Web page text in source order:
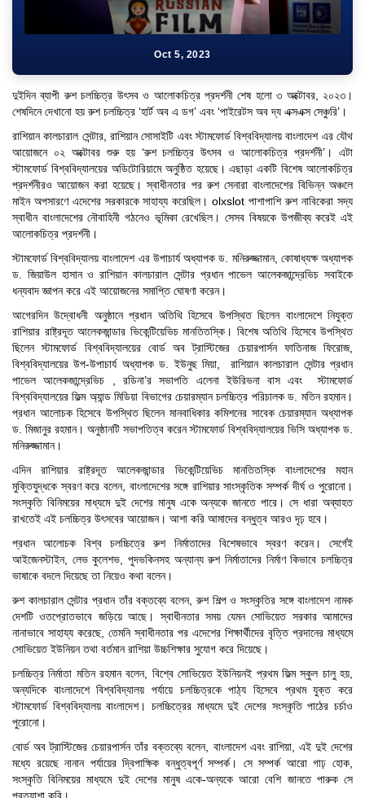
Program
Jan 26, 2024
Oct 5, 2023
দুইদিন ব্যাপী রুশ চলচ্চিত্র উৎসব ও আলোকচিত্র প্রদর্শনী শেষ হলো ৩ অক্টোবর, ২০২৩।
শেষদিনে দেখানো হয় রুশ চলচ্চিত্র ‘হার্ট অব এ ডগ’ এবং ‘পাইরেটস অব দ্য এক্সএক্স সেঞ্চুরি’।
রাশিয়ান কালচারাল সেন্টার, রাশিয়ান সোসাইটি এবং স্টামফোর্ড বিশ্ববিদ্যালয় বাংলাদেশ এর যৌথ
আয়োজনে ০২ অক্টোবর শুরু হয় ‘রুশ চলচ্চিত্র উৎসব ও আলোকচিত্র প্রদর্শনী’। এটা
স্টামফোর্ড বিশ্ববিদ্যালয়ের অডিটোরিয়ামে অনুষ্ঠিত হয়েছে। এছাড়া একটি বিশেষ আলোকচিত্র
প্রদর্শনীরও আয়োজন করা হয়েছে। স্বাধীনতার পর রুশ সেনারা বাংলাদেশের বিভিন্ন অঞ্চলে
মাইন অপসারণে এদেশের সরকারকে সাহায্য করেছিল। olxslot পাশাপাশি রুশ নাবিকেরা সদ্য
স্বাধীন বাংলাদেশের নৌবাহিনী গঠনেও ভূমিকা রেখেছিল। সেসব বিষয়কে উপজীব্য করেই এই
আলোকচিত্র প্রদর্শনী।
স্টামফোর্ড বিশ্ববিদ্যালয় বাংলাদেশ এর উপাচার্য অধ্যাপক ড. মনিরুজ্জামান, কোষাধ্যক্ষ অধ্যাপক
ড. জিয়াউল হাসান ও রাশিয়ান কালচারাল সেন্টার প্রধান পাভেল আলেকজান্দ্রেভিচ সবাইকে
ধন্যবাদ জ্ঞাপন করে এই আয়োজনের সমাপ্তি ঘোষণা করেন।
আগেরদিন উদ্বোধনী অনুষ্ঠানে প্রধান অতিথি হিসেবে উপস্থিত ছিলেন বাংলাদেশে নিযুক্ত
রাশিয়ার রাষ্ট্রদূত আলেকজান্ডার ভিকেন্টিয়েভিচ মানতিতস্কি। বিশেষ অতিথি হিসেবে উপস্থিত
ছিলেন স্টামফোর্ড বিশ্ববিদ্যালয়ের বোর্ড অব ট্রাস্টিজের চেয়ারপার্সন ফাতিনাজ ফিরোজ,
বিশ্ববিদ্যালয়ের উপ-উপাচার্য অধ্যাপক ড. ইউনুছ মিয়া, রাশিয়ান কালচারাল সেন্টার প্রধান
পাভেল আলেকজান্দ্রেভিচ , রডিনা’র সভাপতি এলেনা ইউরিভনা বাস এবং স্টামফোর্ড
বিশ্ববিদ্যালয়ের ফিল্ম অ্যান্ড মিডিয়া বিভাগের চেয়ারম্যান চলচ্চিত্র পরিচালক ড. মতিন রহমান।
প্রধান আলোচক হিসেবে উপস্থিত ছিলেন মানবাধিকার কমিশনের সাবেক চেয়ারম্যান অধ্যাপক
ড. মিজানুর রহমান। অনুষ্ঠানটি সভাপতিত্ব করেন স্টামফোর্ড বিশ্ববিদ্যালয়ের ভিসি অধ্যাপক ড.
মনিরুজ্জামান।
এদিন রাশিয়ার রাষ্ট্রদূত আলেকজান্ডার ভিকেন্টিয়েভিচ মানতিতস্কি বাংলাদেশের মহান
মুক্তিযুদ্ধকে স্বরণ করে বলেন, বাংলাদেশের সঙ্গে রাশিয়ার সাংস্কৃতিক সম্পর্ক দীর্ঘ ও পুরোনো।
সংস্কৃতি বিনিময়ের মাধ্যমে দুই দেশের মানুষ একে অন্যকে জানতে পারে। সে ধারা অব্যাহত
রাখতেই এই চলচ্চিত্র উৎসবের আয়োজন। আশা করি আমাদের বন্ধুত্ব আরও দৃঢ় হবে।
প্রধান আলোচক বিশ্ব চলচ্চিত্রে রুশ নির্মাতাদের বিশেষভাবে স্বরণ করেন। সের্গেই
আইজেনস্টাইন, লেভ কুলেশভ, পুদভকিনসহ অন্যান্য রুশ নির্মাতাদের নির্মাণ কিভাবে চলচ্চিত্র
ভাষাকে বদলে দিয়েছে তা নিয়েও কথা বলেন।
রুশ কালচারাল সেন্টার প্রধান তাঁর বক্তব্যে বলেন, রুশ শিল্প ও সংস্কৃতির সঙ্গে বাংলাদেশ নামক
দেশটি ওতপ্রোতভাবে জড়িয়ে আছে। স্বাধীনতার সময় যেমন সোভিয়েত সরকার আমাদের
নানাভাবে সাহায্য করেছে, তেমনি স্বাধীনতার পর এদেশের শিক্ষার্থীদের বৃত্তি প্রদানের মাধ্যমে
সোভিয়েত ইউনিয়ন তথা বর্তমান রাশিয়া উচ্চশিক্ষার সুযোগ করে দিয়েছে।
চলচ্চিত্র নির্মাতা মতিন রহমান বলেন, বিশ্বে সোভিয়েত ইউনিয়নই প্রথম ফিল্ম স্কুল চালু হয়,
অন্যদিকে বাংলাদেশে বিশ্ববিদ্যালয় পর্যায়ে চলচ্চিত্রকে পাঠ্য হিসেবে প্রথম যুক্ত করে
স্টামফোর্ড বিশ্ববিদ্যালয় বাংলাদেশ। চলচ্চিত্রের মাধ্যমে দুই দেশের সংস্কৃতি পাঠের চর্চাও
পুরোনো।
বোর্ড অব ট্রাস্টিজের চেয়ারপার্সন তাঁর বক্তব্যে বলেন, বাংলাদেশ এবং রাশিয়া, এই দুই দেশের
মধ্যে রয়েছে নানান পর্যায়ের দ্বিপাক্ষিক বন্ধুত্বপূর্ণ সম্পর্ক। সে সম্পর্ক আরো গাঢ় হোক,
সংস্কৃতি বিনিময়ের মাধ্যমে দুই দেশের মানুষ একে-অন্যকে আরো বেশি জানতে পারুক সে